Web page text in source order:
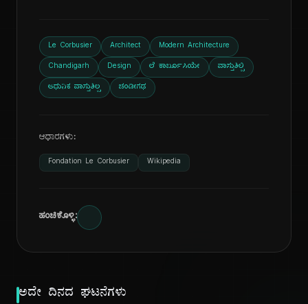
Le Corbusier Architect Modern Architecture
Chandigarh Design ಲೆ ಕಾರ್ಬೂಸಿಯೇ ವಾಸ್ತುಶಿಲ್ಪಿ
ಆಧುನಿಕ ವಾಸ್ತುಶಿಲ್ಪ ಚಂಡೀಗಢ
ಆಧಾರಗಳು:
Fondation Le Corbusier Wikipedia
ಹಂಚಿಕೊಳ್ಳಿ:
ಅದೇ ದಿನದ ಘಟನೆಗಳು